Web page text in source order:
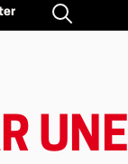
UNE